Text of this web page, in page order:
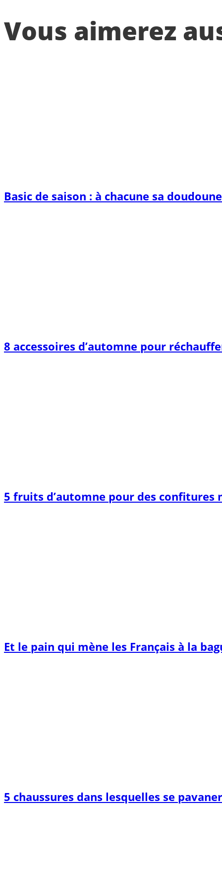
Vous aimerez
Basic de saison : à chacune sa
8 accessoires d’automne pour
5 fruits d’automne pour des confitures
Et le pain qui mène les Français à la
5 chaussures dans lesquelles se